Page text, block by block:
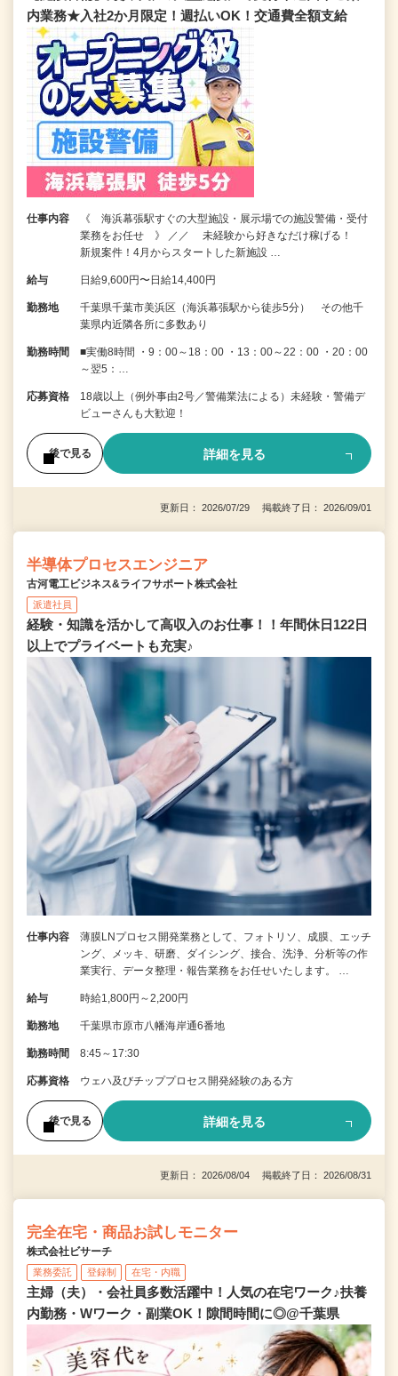
内業務★入社2か月限定！週払いOK！交通費全額支給
仕事内容
《 海浜幕張駅すぐの大型施設・展示場での施設警備・受付
業務をお任せ 》 ／／ 未経験から好きなだけ稼げる！
新規案件！4月からスタートした新施設 …
給与 日給9,600円〜日給14,400円
勤務地
千葉県千葉市美浜区（海浜幕張駅から徒歩5分） その他千
葉県内近隣各所に多数あり
勤務時間
■実働8時間 ・9：00～18：00 ・13：00～22：00 ・20：00
～翌5：…
応募資格
18歳以上（例外事由2号／警備業法による）未経験・警備デ
ビューさんも大歓迎！
後で見る 詳細を見る
更新日： 2026/07/29 掲載終了日： 2026/09/01
半導体プロセスエンジニア
古河電工ビジネス&ライフサポート株式会社
派遣社員
経験・知識を活かして高収入のお仕事！！年間休日122日
以上でプライベートも充実♪
仕事内容
薄膜LNプロセス開発業務として、フォトリソ、成膜、エッチ
ング、メッキ、研磨、ダイシング、接合、洗浄、分析等の作
業実行、データ整理・報告業務をお任せいたします。 …
給与 時給1,800円～2,200円
勤務地 千葉県市原市八幡海岸通6番地
勤務時間 8:45～17:30
応募資格 ウェハ及びチッププロセス開発経験のある方
後で見る 詳細を見る
更新日： 2026/08/04 掲載終了日： 2026/08/31
完全在宅・商品お試しモニター
株式会社ビサーチ
業務委託 登録制 在宅・内職
主婦（夫）・会社員多数活躍中！人気の在宅ワーク♪扶養
内勤務・Wワーク・副業OK！隙間時間に◎@千葉県